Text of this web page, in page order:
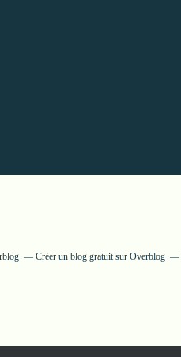
Créer un blog gratuit sur Overblog